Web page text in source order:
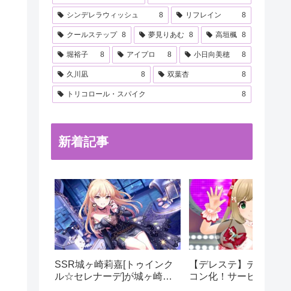
シンデレラウィッシュ 8 リフレイン 8
クールステップ 8 夢見りあむ 8 高垣楓 8
堀裕子 8 アイプロ 8 小日向美穂 8
久川凪 8 双葉杏 8
トリコロール・スパイク 8
新着記事
SSR城ヶ崎莉嘉[トゥインク
ル☆セレナーデ]が城ヶ崎姉
【デレステ】デレステ
コン化！サービス運用